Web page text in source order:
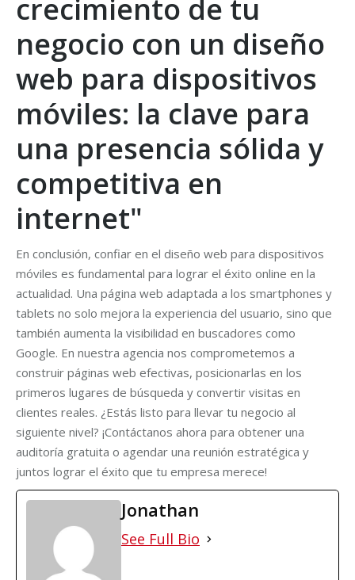
crecimiento de tu
negocio con un diseño
web para dispositivos
móviles: la clave para
una presencia sólida y
competitiva en
internet"
En conclusión, confiar en el diseño web para dispositivos
móviles es fundamental para lograr el éxito online en la
actualidad. Una página web adaptada a los smartphones y
tablets no solo mejora la experiencia del usuario, sino que
también aumenta la visibilidad en buscadores como
Google. En nuestra agencia nos comprometemos a
construir páginas web efectivas, posicionarlas en los
primeros lugares de búsqueda y convertir visitas en
clientes reales. ¿Estás listo para llevar tu negocio al
siguiente nivel? ¡Contáctanos ahora para obtener una
auditoría gratuita o agendar una reunión estratégica y
juntos lograr el éxito que tu empresa merece!
Jonathan
See Full Bio